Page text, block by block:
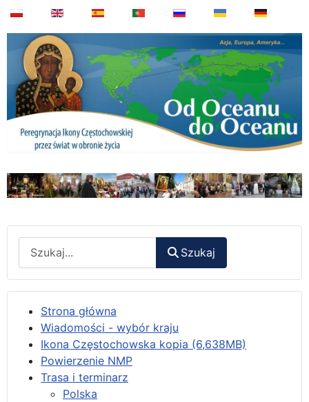
Szukaj
Strona główna
Wiadomości - wybór kraju
Ikona Częstochowska kopia (6,638MB)
Powierzenie NMP
Trasa i terminarz
Polska